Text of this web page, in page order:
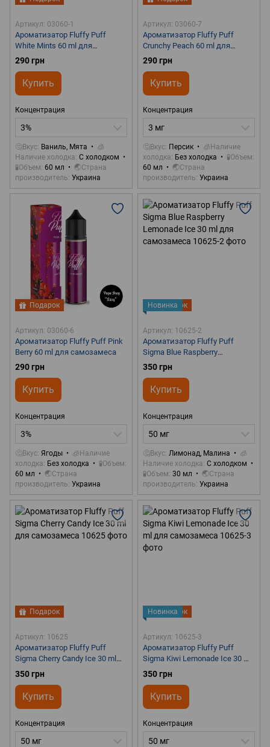
Артикул: 03060-1
Ароматизатор Fluffy Puff
White Mints 60 ml для
самозамеса
290 грн
Купить
Концентрация
3%
🤔Вкус Ваниль, Мята
🧊
Наличие холодка С холодком
🧪Объем 60 мл
🌏Страна
производитель Украина
Артикул: 03060-7
Ароматизатор Fluffy Puff
Crunchy Peach 60 ml для
самозамеса
290 грн
Купить
Концентрация
3 мг
🤔Вкус Персик
🧊Наличие
холодка
Без холодка
🧪Объем
60 мл
🌏Страна
производитель Украина
Подарок
Артикул: 03060-6
Ароматизатор Fluffy Puff Pink
Berry 60 ml для самозамеса
290 грн
Купить
Концентрация
3%
🤔Вкус Ягоды
🧊Наличие
холодка
Без холодка
🧪Объем
60 мл
🌏Страна
производитель Украина
Подарок
Новинка
Артикул: 10625-2
Ароматизатор Fluffy Puff
Sigma Blue Raspberry
Lemonade Ice 30 ml для
самозамеса
350 грн
Купить
Концентрация
50 мг
🤔Вкус Лимонад, Малина
🧊
Наличие холодка С холодком
🧪Объем 30 мл
🌏Страна
производитель Украина
Подарок
Артикул: 10625
Ароматизатор Fluffy Puff
Sigma Cherry Candy Ice 30 ml
для самозамеса
350 грн
Купить
Концентрация
50 мг
Подарок
Новинка
Артикул: 10625-3
Ароматизатор Fluffy Puff
Sigma Kiwi Lemonade Ice 30 ml
для самозамеса
350 грн
Купить
Концентрация
50 мг